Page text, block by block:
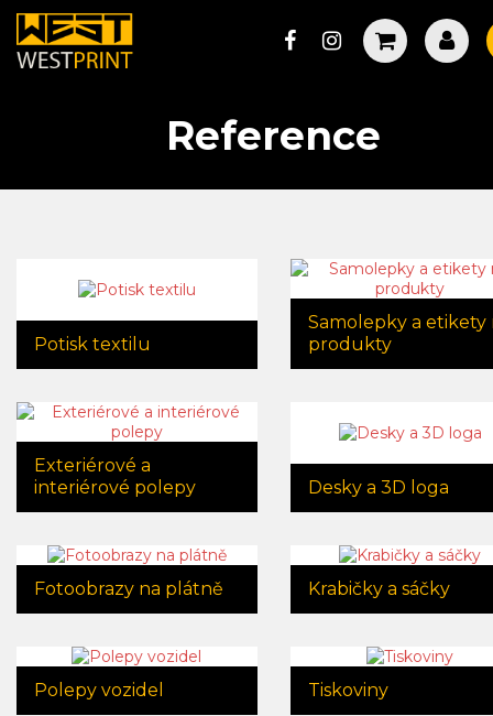
Reference
Potisk textilu
Samolepky a etikety
produkty
Exteriérové a
interiérové polepy
Desky a 3D loga
Fotoobrazy na plátně Krabičky a sáčky
Polepy vozidel Tiskoviny